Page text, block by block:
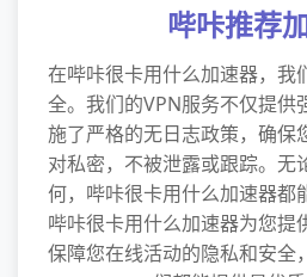
哔咔推荐
在哔咔很卡用什么加速器，我
全。我们的VPN服务不仅提供
施了严格的无日志政策，确保
对私密，不被泄露或跟踪。无
何，哔咔很卡用什么加速器都
哔咔很卡用什么加速器为您提
保障您在线活动的隐私和安全